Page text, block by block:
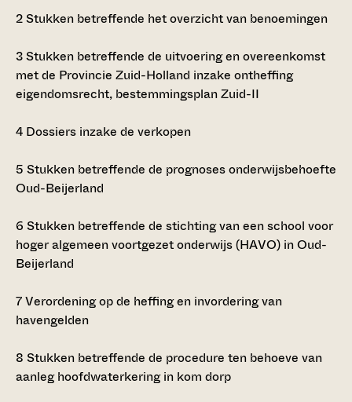
2Stukken betreffende het overzicht van benoemingen
3Stukken betreffende de uitvoering en overeenkomst
met de Provincie Zuid-Holland inzake ontheffing
eigendomsrecht, bestemmingsplan Zuid-II
4 Dossiers inzake de verkopen
5 Stukken betreffende de prognoses onderwijsbehoefte
Oud-Beijerland
6 Stukken betreffende de stichting van een school voor
hoger algemeen voortgezet onderwijs (HAVO) in Oud-
Beijerland
7Verordening op de heffing en invordering van
havengelden
8 Stukken betreffende de procedure ten behoeve van
aanleg hoofdwaterkering in kom dorp